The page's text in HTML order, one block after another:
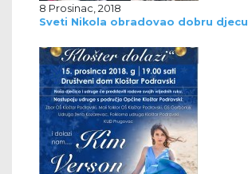
8 Prosinac, 2018
Sveti Nikola obradovao dobru djecu